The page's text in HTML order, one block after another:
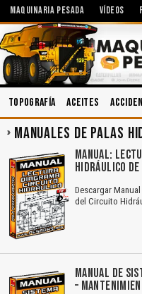
MAQUINARIA PESADA VÍDEOS
Topografía Aceites
MANUALES DE PALAS
MANUAL:
HIDRÁULICO
Descargar
del Circuito
MANUAL DE
–